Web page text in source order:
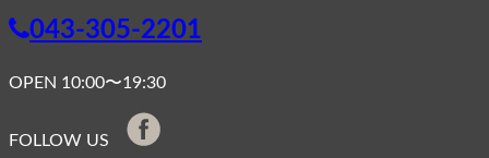
043-305-2201
OPEN 10:00〜19:30
FOLLOW US